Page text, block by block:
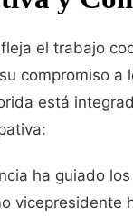
el trabajo
compromiso
está
ha guiado
vicepresidente